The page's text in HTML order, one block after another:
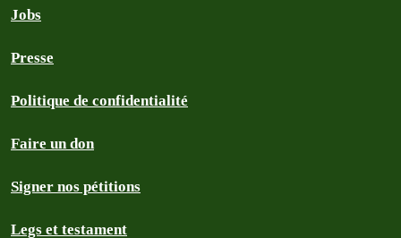
Jobs
Presse
Politique de confidentialité
Faire un don
Signer nos pétitions
Legs et testament